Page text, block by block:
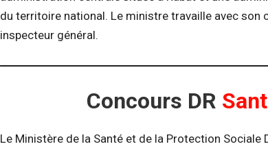
du territoire national. Le ministre travaille avec son
inspecteur général.
Concours DR
Le Ministère de la Santé et de la Protection Sociale